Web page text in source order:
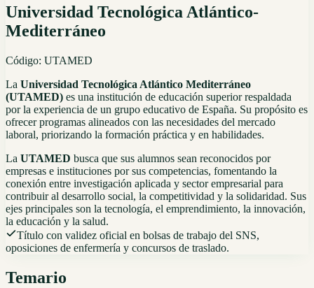
Universidad Tecnológica Atlántico-
Mediterráneo
Código: UTAMED
La Universidad Tecnológica Atlántico Mediterráneo
(UTAMED) es una institución de educación superior respaldada
por la experiencia de un grupo educativo de España. Su propósito es
ofrecer programas alineados con las necesidades del mercado
laboral, priorizando la formación práctica y en habilidades.
La UTAMED busca que sus alumnos sean reconocidos por
empresas e instituciones por sus competencias, fomentando la
conexión entre investigación aplicada y sector empresarial para
contribuir al desarrollo social, la competitividad y la solidaridad. Sus
ejes principales son la tecnología, el emprendimiento, la innovación,
la educación y la salud.
Título con validez oficial en bolsas de trabajo del SNS,
oposiciones de enfermería y concursos de traslado.
Temario